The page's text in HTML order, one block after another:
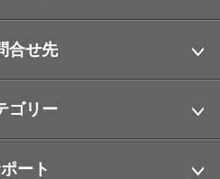
合せ先
ゴリー
ート